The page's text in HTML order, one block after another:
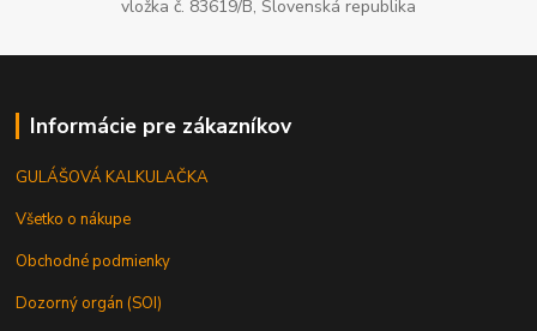
vložka č. 83619/B, Slovenská republika
Informácie pre zákazníkov
GULÁŠOVÁ KALKULAČKA
Všetko o nákupe
Obchodné podmienky
Dozorný orgán (SOI)